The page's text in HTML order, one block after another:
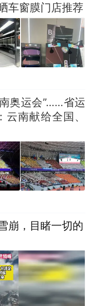
车窗膜门店推荐
南奥运会”……省运
南献给全国、
崩，目睹一切的